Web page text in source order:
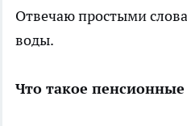
Отвечаю простыми
воды.
Что такое